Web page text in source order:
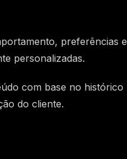
preferências e
personalizadas.
com base no histórico
do cliente.